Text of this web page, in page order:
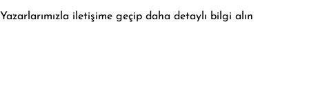
Yazarlarımızla iletişime geçip daha detaylı bilgi alın